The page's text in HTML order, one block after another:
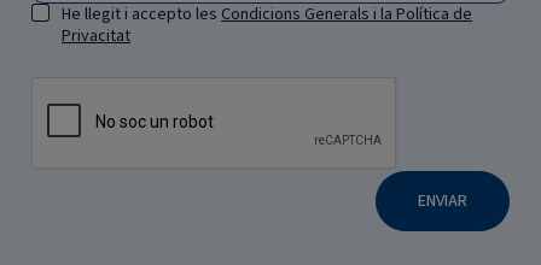
He llegit i accepto les Condicions Generals i la Política de
Privacitat
ENVIAR